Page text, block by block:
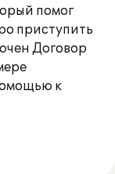
помог
приступить
Договор
к